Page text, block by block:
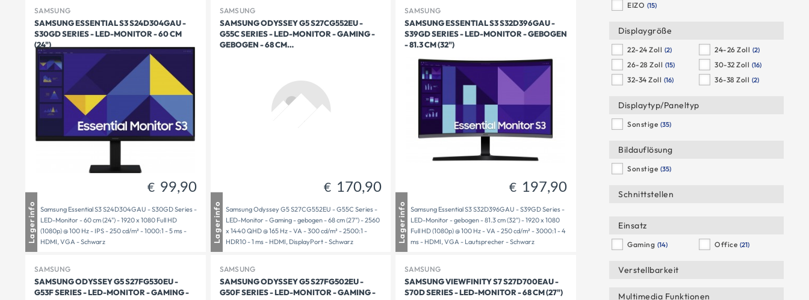
SAMSUNG
SAMSUNG ESSENTIAL S3 S24D304GAU -
S30GD SERIES - LED-MONITOR - 60 CM
(24")
€ 99,90
Samsung Essential S3 S24D304GAU - S30GD Series -
LED-Monitor - 60 cm (24") - 1920 x 1080 Full HD
(1080p) @ 100 Hz - IPS - 250 cd/m² - 1000:1 - 5 ms -
HDMI, VGA - Schwarz
€99,90
Lagerinfo
SAMSUNG
SAMSUNG ODYSSEY G5 S27CG552EU -
G55C SERIES - LED-MONITOR - GAMING -
GEBOGEN - 68 CM…
€ 170,90
Samsung Odyssey G5 S27CG552EU - G55C Series -
LED-Monitor - Gaming - gebogen - 68 cm (27") - 2560
x 1440 QHD @ 165 Hz - VA - 300 cd/m² - 2500:1 -
HDR10 - 1 ms - HDMI, DisplayPort - Schwarz
170,90
Freistadt
Versandbereit 1 - 3 Tage Lieferzeit Lagerinfo
SAMSUNG
SAMSUNG ESSENTIAL S3 S32D396GAU -
S39GD SERIES - LED-MONITOR - GEBOGEN
- 81.3 CM (32")
€ 197,90
Samsung Essential S3 S32D396GAU - S39GD Series -
LED-Monitor - gebogen - 81.3 cm (32") - 1920 x 1080
Full HD (1080p) @ 100 Hz - VA - 250 cd/m² - 3000:1 - 4
ms - HDMI, VGA - Lautsprecher - Schwarz
197,90
Freistadt
Versandbereit 1 - 3 Tage Lieferzeit Lagerinfo
SAMSUNG
SAMSUNG ODYSSEY G5 S27FG530EU -
G53F SERIES - LED-MONITOR - GAMING -
SAMSUNG
SAMSUNG ODYSSEY G5 S27FG502EU -
G50F SERIES - LED-MONITOR - GAMING -
SAMSUNG
SAMSUNG VIEWFINITY S7 S27D700EAU -
S70D SERIES - LED-MONITOR - 68 CM (27")
EIZO (15)
Displaygröße
22-24 Zoll (2) 24-26 Zoll (2)
26-28 Zoll (15) 30-32 Zoll (16)
32-34 Zoll (16) 36-38 Zoll (2)
Displaytyp/Paneltyp
Sonstige (35)
Bildauflösung
Sonstige (35)
Schnittstellen
Einsatz
Gaming (14) Office (21)
Verstellbarkeit
Multimedia Funktionen